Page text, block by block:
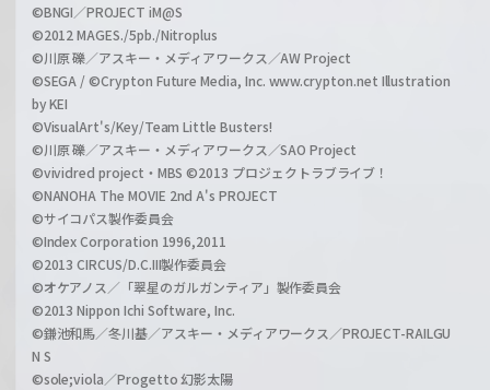
©BNGI／PROJECT iM@S
©2012 MAGES./5pb./Nitroplus
©川原 礫／アスキー・メディアワークス／AW Project
©SEGA / ©Crypton Future Media, Inc. www.crypton.net Illustration
by KEI
©VisualArt's/Key/Team Little Busters!
©川原 礫／アスキー・メディアワークス／SAO Project
©vividred project・MBS ©2013 プロジェクトラブライブ！
©NANOHA The MOVIE 2nd A's PROJECT
©サイコパス製作委員会
©Index Corporation 1996,2011
©2013 CIRCUS/D.C.III製作委員会
©オケアノス／「翠星のガルガンティア」製作委員会
©2013 Nippon Ichi Software, Inc.
©鎌池和馬／冬川基／アスキー・メディアワークス／PROJECT-RAILGU
N S
©sole;viola／Progetto 幻影太陽